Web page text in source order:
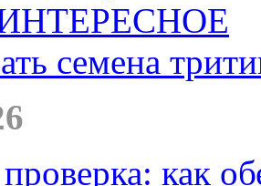
семена
как